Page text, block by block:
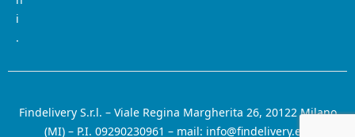
i
.
Findelivery S.r.l. – Viale Regina Margherita 26, 20122 Milano
(MI) – P.I. 09290230961 – mail: info@findelivery.eu